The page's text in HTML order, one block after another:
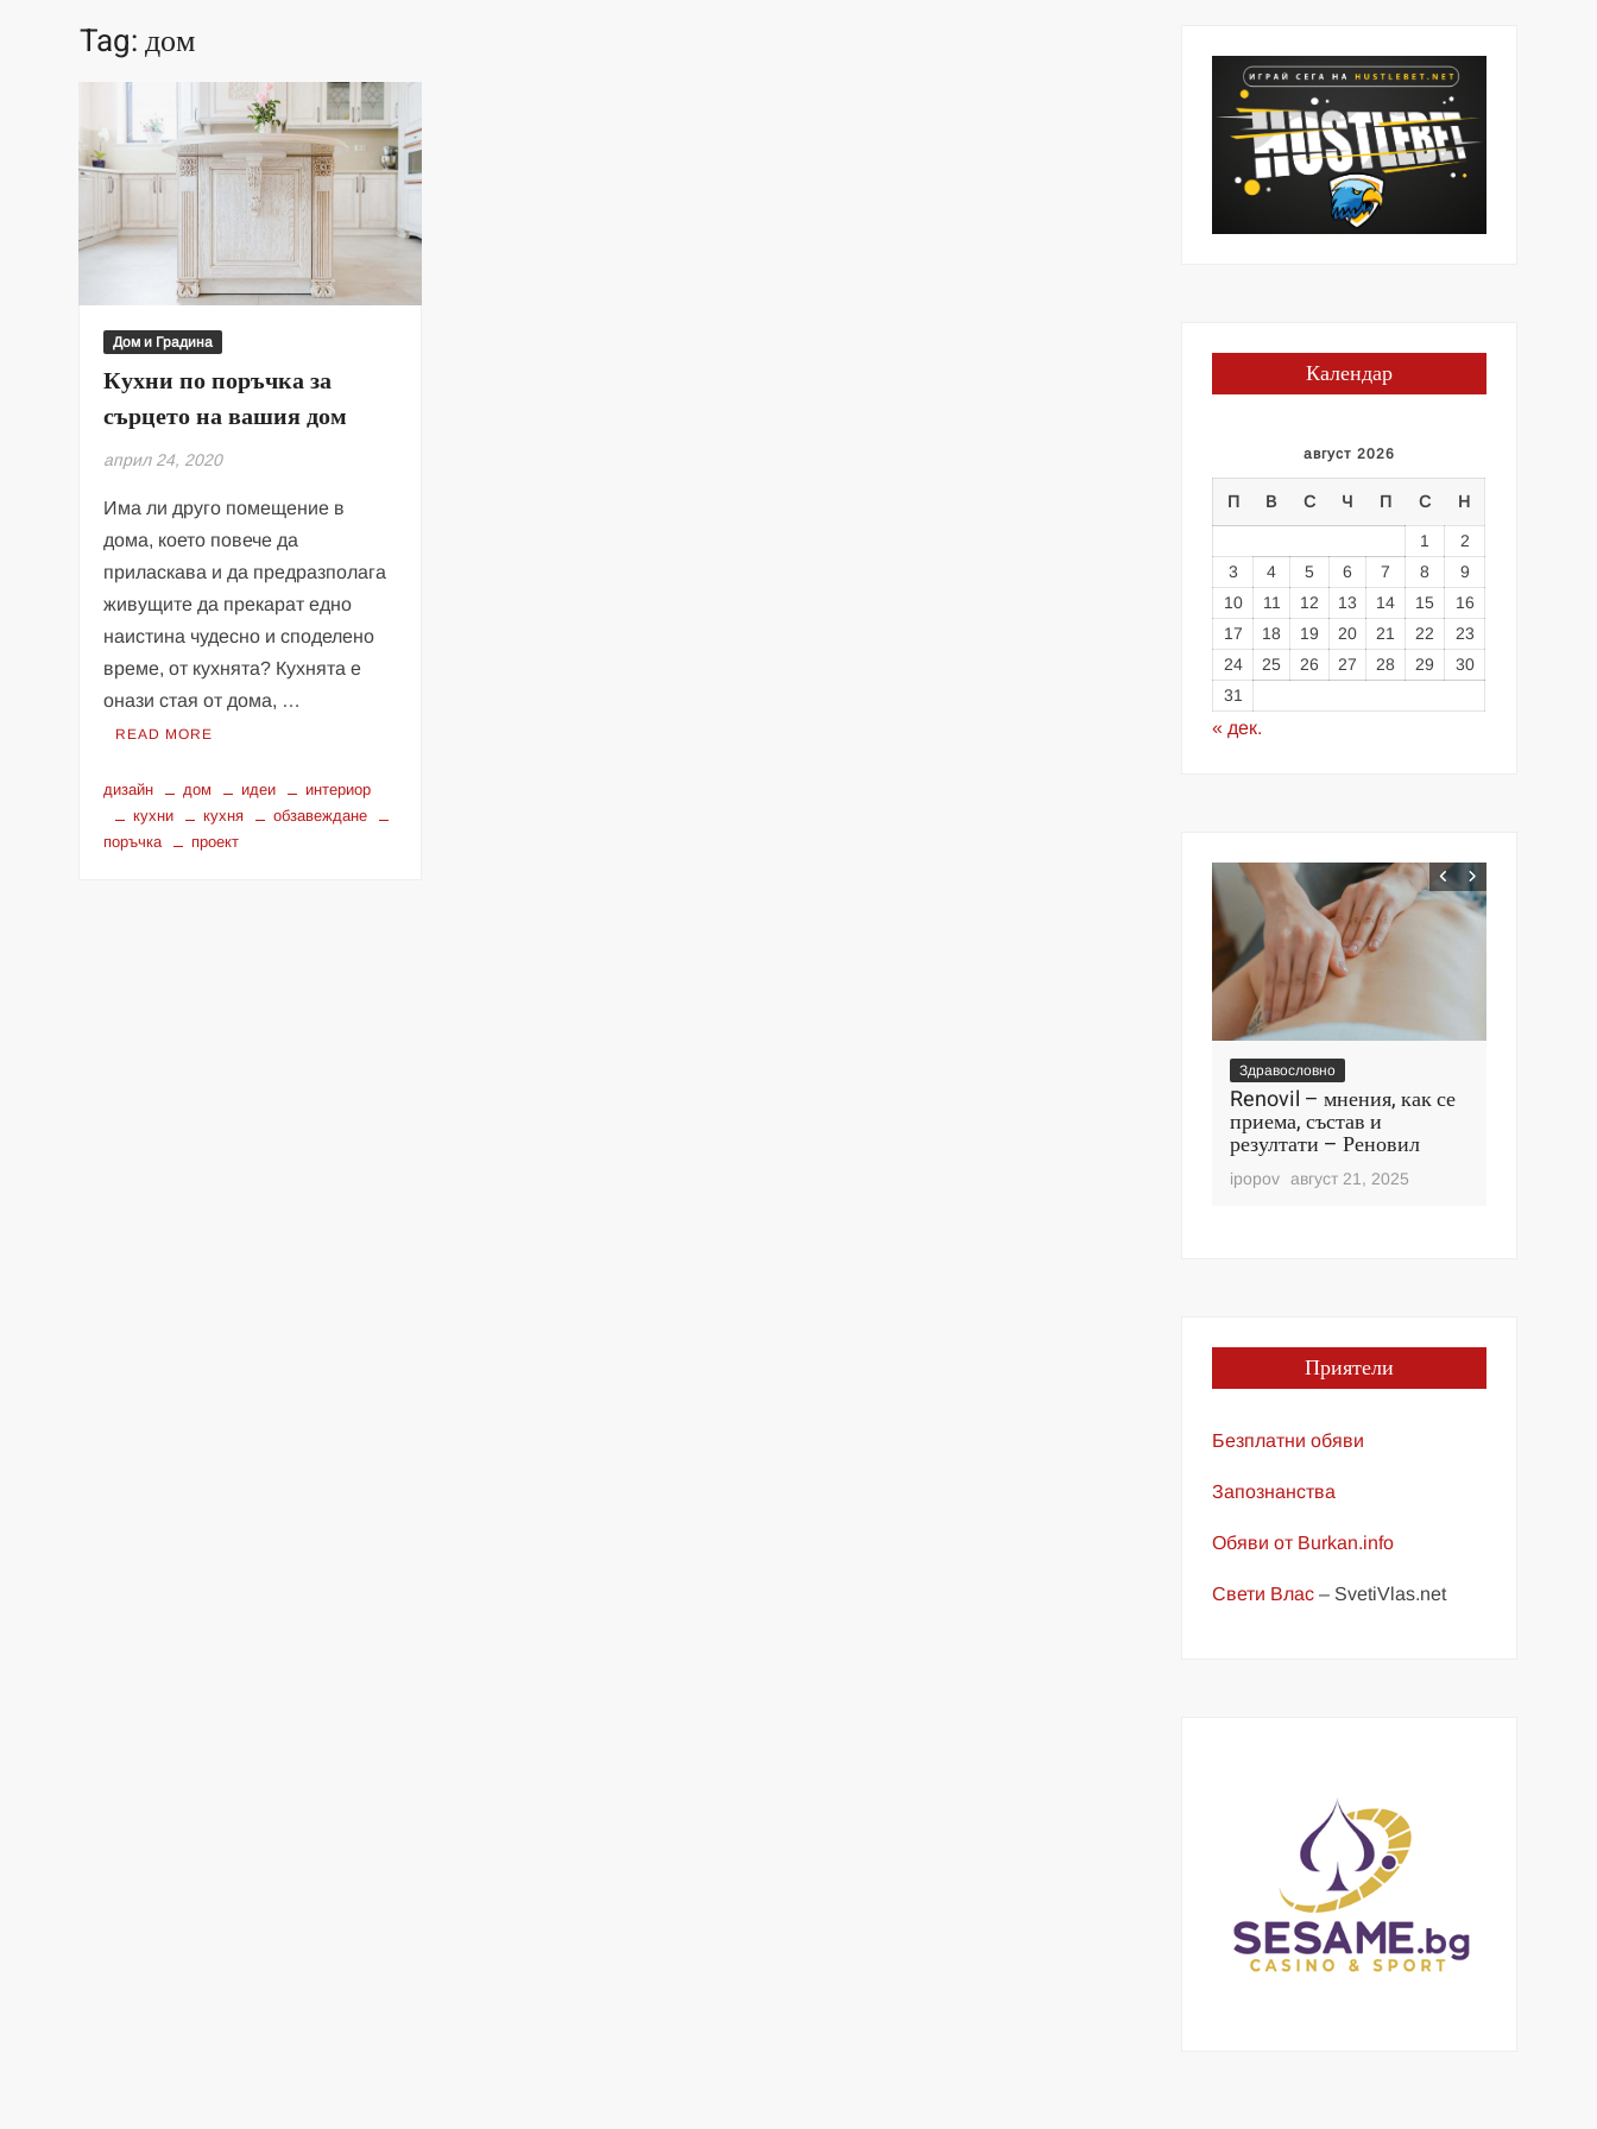
Tag:дом
Дом и Градина
Кухни по поръчка за
сърцето на вашия дом
април 24, 2020
Има ли друго помещение в
дома, което повече да
приласкава и да предразполага
живущите да прекарат едно
наистина чудесно и споделено
време, от кухнята? Кухнята е
онази стая от дома, …
READ MORE
дизайн дом идеи
интериор
кухни
кухня
обзавеждане
поръчка
проект
Календар
август 2026
П В С Ч П С Н
1
2
3
4 5 6 7 8
9
10
11 12 13 14 15
16
17
18 19 20 21 22
23
24
25 26 27 28 29
30
31
« дек.
Здравословно
Renovil – мнения, как се
приема, състав и
резултати – Реновил
ipopov август 21, 2025
Приятели
Безплатни обяви
Запознанства
Обяви от Burkan.info
Свети Влас – SvetiVlas.net